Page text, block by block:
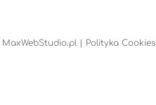
MaxWebStudio.pl | Polityka Cookies